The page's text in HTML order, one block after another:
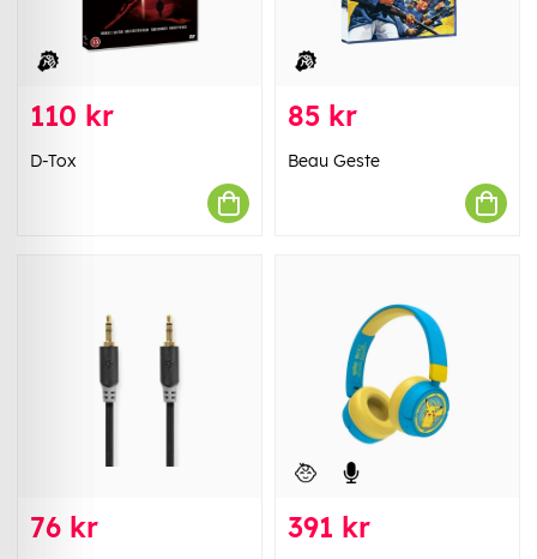
110 kr
D-Tox
85 kr
Beau Geste
76 kr 391 kr